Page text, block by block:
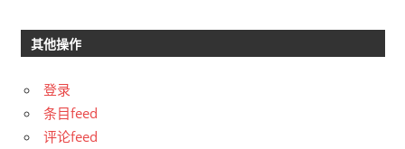
其他操作
登录
条目feed
评论feed